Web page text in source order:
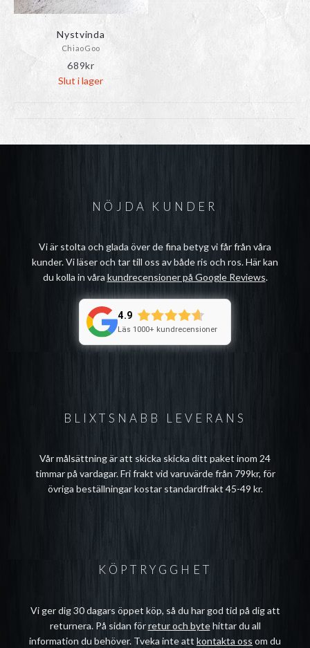
Nystvinda
ChiaoGoo
689kr
Slut i lager
BLIXTSNABB LEVERANS
Vår målsättning är att skicka skicka ditt paket inom 24
timmar på vardagar. Fri frakt vid varuvärde från 799kr, för
övriga beställningar kostar standardfrakt 45-49 kr.
NÖJDA KUNDER
Vi är stolta och glada över de fina betyg vi får från våra
kunder. Vi läser och tar till oss av både ris och ros. Här kan
du kolla in våra kundrecensioner på Google Reviews.
4.9
Läs 1000+ kundrecensioner
KÖPTRYGGHET
Vi ger dig 30 dagars öppet köp, så du har god tid på dig att
returnera. På sidan förretur och bytehittar du all
information du behöver. Tveka inte att kontakta oss om du